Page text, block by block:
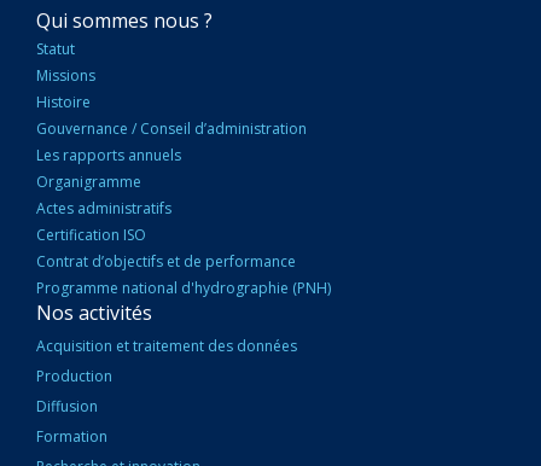
NAVIGATION
PRINCIPALE
Qui sommes nous ?
Statut
Missions
Histoire
Gouvernance / Conseil d’administration
Les rapports annuels
Organigramme
Actes administratifs
Certification ISO
Contrat d’objectifs et de performance
Programme national d'hydrographie (PNH)
Nos activités
Acquisition et traitement des données
Production
Diffusion
Formation